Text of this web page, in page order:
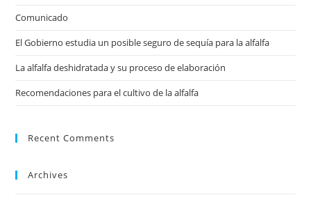
Comunicado
El Gobierno estudia un posible seguro de sequía para la alfalfa
La alfalfa deshidratada y su proceso de elaboración
Recomendaciones para el cultivo de la alfalfa
Recent Comments
Archives